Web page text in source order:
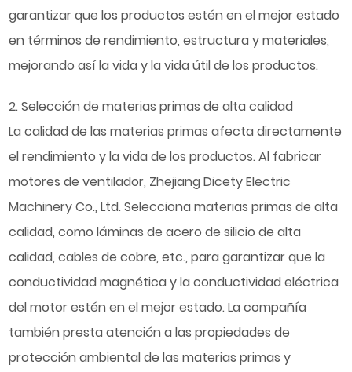
garantizar que los productos estén en el mejor estado
en términos de rendimiento, estructura y materiales,
mejorando así la vida y la vida útil de los productos.
2. Selección de materias primas de alta calidad
La calidad de las materias primas afecta directamente
el rendimiento y la vida de los productos. Al fabricar
motores de ventilador, Zhejiang Dicety Electric
Machinery Co., Ltd. Selecciona materias primas de alta
calidad, como láminas de acero de silicio de alta
calidad, cables de cobre, etc., para garantizar que la
conductividad magnética y la conductividad eléctrica
del motor estén en el mejor estado. La compañía
también presta atención a las propiedades de
protección ambiental de las materias primas y